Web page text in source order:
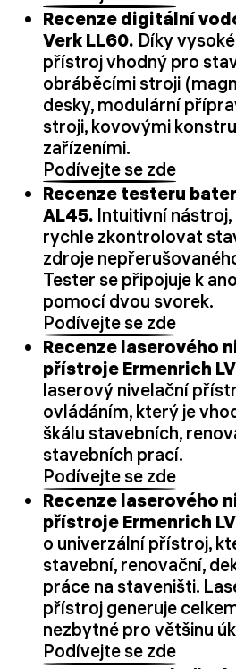
Recenze digitální
Verk LL60. Díky
přístroj vhodný pro
obráběcími stroji
desky, modulární
stroji, kovovými
zařízeními.
Podívejte se zde
Recenze testeru
AL45. Intuitivní
rychle zkontrolovat
zdroje
Tester se připojuje k
pomocí dvou svorek.
Podívejte se zde
Recenze laserového
přístroje Ermenrich
laserový nivelační
ovládáním, který je
škálu stavebních,
stavebních prací.
Podívejte se zde
Recenze laserového
přístroje Ermenrich
o univerzální přístroj,
stavební, renovační,
práce na staveništi.
přístroj generuje
nezbytné pro většinu
Podívejte se zde